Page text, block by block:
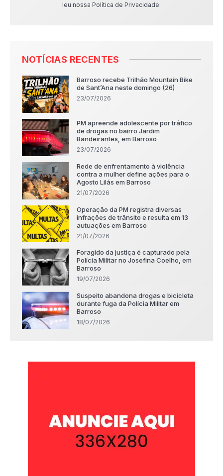
leu nossa Política de Privacidade.
NOTÍCIAS RECENTES
Barroso recebe Trilhão Mountain Bike
de Sant’Ana neste domingo (26)
23/07/2026
PM apreende adolescente por tráfico
de drogas no bairro Jardim
Bandeirantes, em Barroso
23/07/2026
Rede de enfrentamento à violência
contra a mulher define ações para o
Agosto Lilás em Barroso
21/07/2026
Operação da PM registra diversas
infrações de trânsito e resulta em 13
autuações em Barroso
21/07/2026
Foragido da justiça é capturado pela
Polícia Militar no Josefina Coelho, em
Barroso
19/07/2026
Suspeito abandona drogas e bicicleta
durante fuga da Polícia Militar em
Barroso
18/07/2026